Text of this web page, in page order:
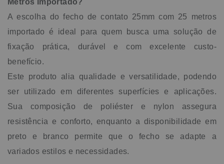
A escolha do fecho de contato 25mm com 25 metros
importado é ideal para quem busca uma solução de
fixação prática, durável e com excelente custo-
benefício.
Este produto alia qualidade e versatilidade, podendo
ser utilizado em diferentes superfícies e aplicações.
Sua composição de poliéster e nylon assegura
resistência e conforto, enquanto a disponibilidade em
preto e branco permite que o fecho se adapte a
variados estilos e necessidades.